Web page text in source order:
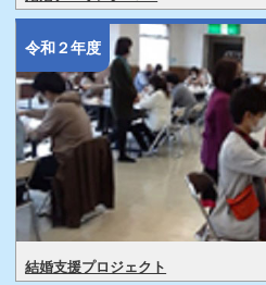
令和２年度
結婚支援プロジェクト